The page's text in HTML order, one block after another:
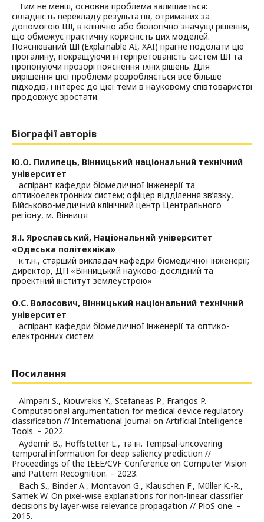
Тим не менш, основна проблема залишається:
складність перекладу результатів, отриманих за
допомогою ШІ, в клінічно або біологічно значущі рішення,
що обмежує практичну корисність цих моделей.
Пояснюваний ШІ (Explainable AI, XAI) прагне подолати цю
прогалину, покращуючи інтерпретованість систем ШІ та
пропонуючи прозорі пояснення їхніх рішень. Для
вирішення цієї проблеми розробляється все більше
підходів, і інтерес до цієї теми в науковому співтоваристві
продовжує зростати.
Біографії авторів
Ю.О. Пилипець, Вінницький національний технічний
університет
аспірант кафедри біомедичної інженерії та
оптикоелектронних систем; офіцер відділення звʼязку,
Військово-медичний клінічний центр Центрального
регіону, м. Вінниця
Я.І. Ярославський, Національний університет
«Одеська політехніка»
к.т.н., старший викладач кафедри біомедичної інженерії;
директор, ДП «Вінницький науково-дослідний та
проектний інститут землеустрою»
О.С. Волосович, Вінницький національний технічний
університет
аспірант кафедри біомедичної інженерії та оптико-
електронних систем
Посилання
Almpani S., Kiouvrekis Y., Stefaneas P., Frangos P.
Computational argumentation for medical device regulatory
classification // International Journal on Artificial Intelligence
Tools. – 2022.
Aydemir B., Hoffstetter L., та ін. Tempsal-uncovering
temporal information for deep saliency prediction //
Proceedings of the IEEE/CVF Conference on Computer Vision
and Pattern Recognition. – 2023.
Bach S., Binder A., Montavon G., Klauschen F., Müller K.-R.,
Samek W. On pixel-wise explanations for non-linear classifier
decisions by layer-wise relevance propagation // PloS one. –
2015.